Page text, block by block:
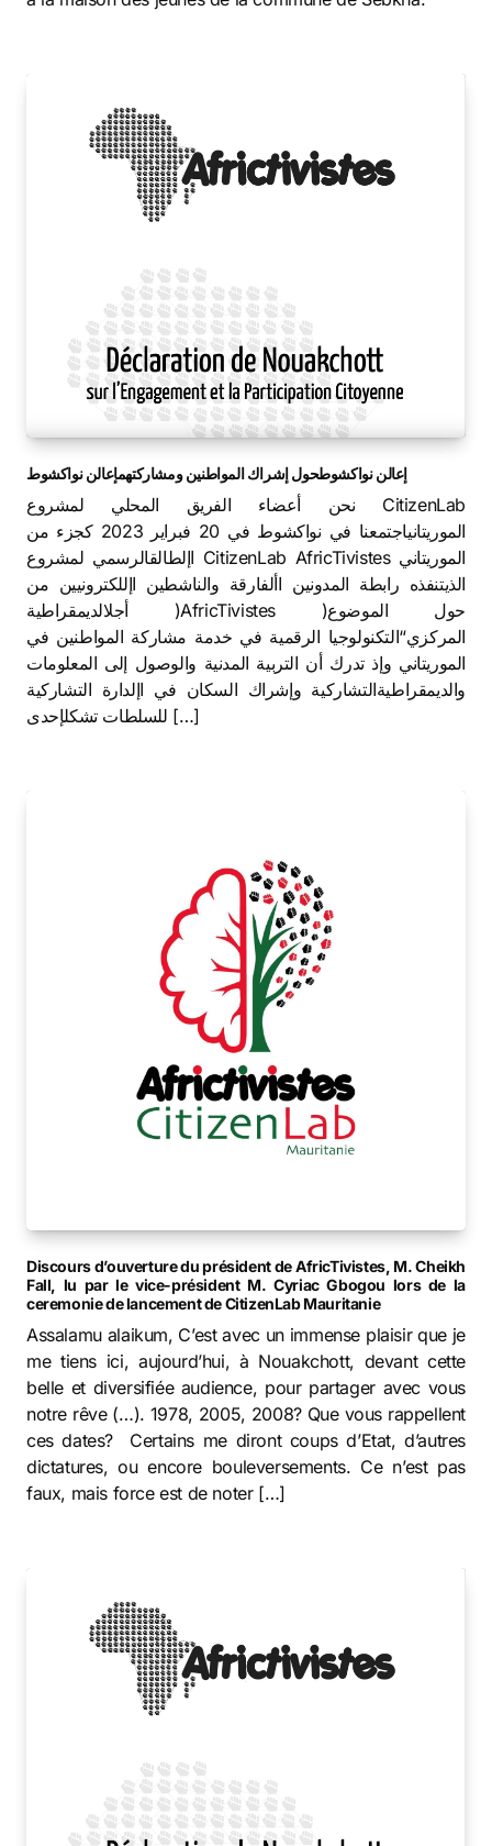
إعالن نواكشوطحول إشراك المواطنين ومشاركتهمإعالن نواكشوط
نحن أعضاء الفريق المحلي لمشروع CitizenLab
الموريتانياجتمعنا في نواكشوط في 20 فبراير 2023 كجزء من
اإلطالقالرسمي لمشروع CitizenLab AfricTivistes الموريتاني
الذيتنفذه رابطة المدونين األفارقة والناشطين اإللكترونيين من
أجلالديمقراطية )AfricTivistes )حول الموضوع
المركزي“التكنولوجيا الرقمية في خدمة مشاركة المواطنين في
الموريتاني وإذ تدرك أن التربية المدنية والوصول إلى المعلومات
والديمقراطيةالتشاركية وإشراك السكان في اإلدارة التشاركية
للسلطات تشكلإحدى […]
Discours d’ouverture du président de AfricTivistes, M. Cheikh
Fall, lu par le vice-président M. Cyriac Gbogou lors de la
ceremonie de lancement de CitizenLab Mauritanie
Assalamu alaikum, C’est avec un immense plaisir que je
me tiens ici, aujourd’hui, à Nouakchott, devant cette
belle et diversifiée audience, pour partager avec vous
notre rêve (…). 1978, 2005, 2008? Que vous rappellent
ces dates? Certains me diront coups d’Etat, d’autres
dictatures, ou encore bouleversements. Ce n’est pas
faux, mais force est de noter […]